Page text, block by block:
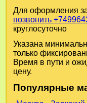
Для оформления
позвонить
круглосуточно
Указана
только
Время в пути и
цену.
Популярные